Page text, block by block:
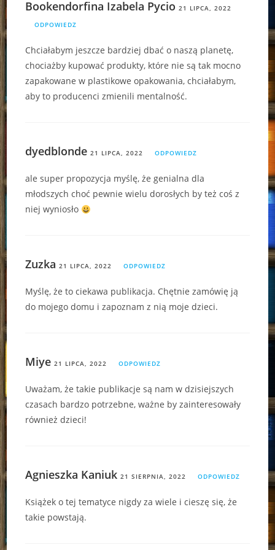
Bookendorfina Izabela Pycio 21 LIPCA, 2022
ODPOWIEDZ
Chciałabym jeszcze bardziej dbać o naszą planetę,
chociażby kupować produkty, które nie są tak mocno
zapakowane w plastikowe opakowania, chciałabym,
aby to producenci zmienili mentalność.
dyedblonde 21 LIPCA, 2022 ODPOWIEDZ
ale super propozycja myślę, że genialna dla
młodszych choć pewnie wielu dorosłych by też coś z
niej wyniosło
Zuzka 21 LIPCA, 2022 ODPOWIEDZ
Myślę, że to ciekawa publikacja. Chętnie zamówię ją
do mojego domu i zapoznam z nią moje dzieci.
Miye 21 LIPCA, 2022 ODPOWIEDZ
Uważam, że takie publikacje są nam w dzisiejszych
czasach bardzo potrzebne, ważne by zainteresowały
również dzieci!
Agnieszka Kaniuk 21 SIERPNIA, 2022 ODPOWIEDZ
Książek o tej tematyce nigdy za wiele i cieszę się, że
takie powstają.